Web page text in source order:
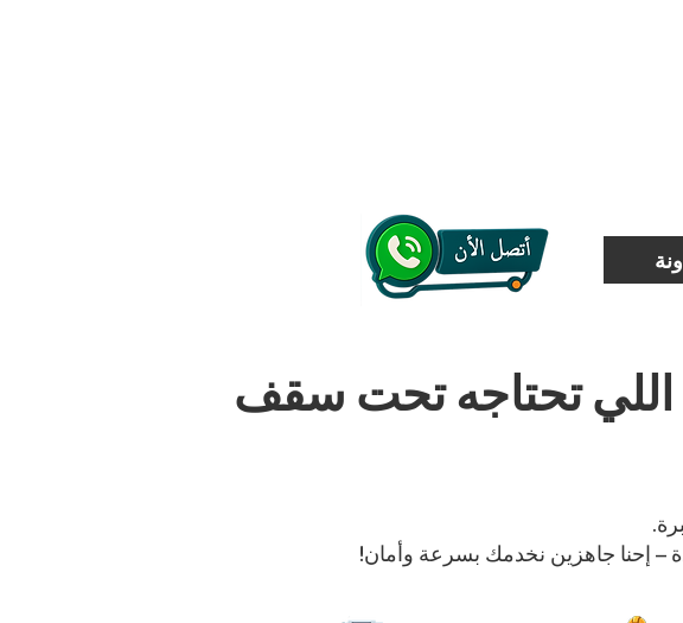
تحتاجه تحت سقف
– إحنا جاهزين نخدمك بسرعة وأمان!